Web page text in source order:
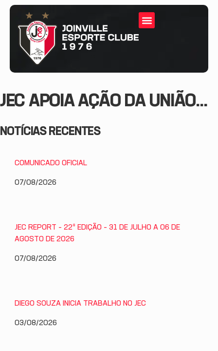
JEC APOIA AÇÃO DA UNIÃO...
NOTÍCIAS RECENTES
COMUNICADO OFICIAL
07/08/2026
JEC REPORT – 22ª EDIÇÃO – 31 DE JULHO A 06 DE
AGOSTO DE 2026
07/08/2026
DIEGO SOUZA INICIA TRABALHO NO JEC
03/08/2026